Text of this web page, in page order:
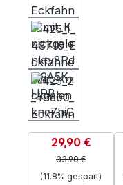
29,90 €
33,90 €
(11.8% gespart)